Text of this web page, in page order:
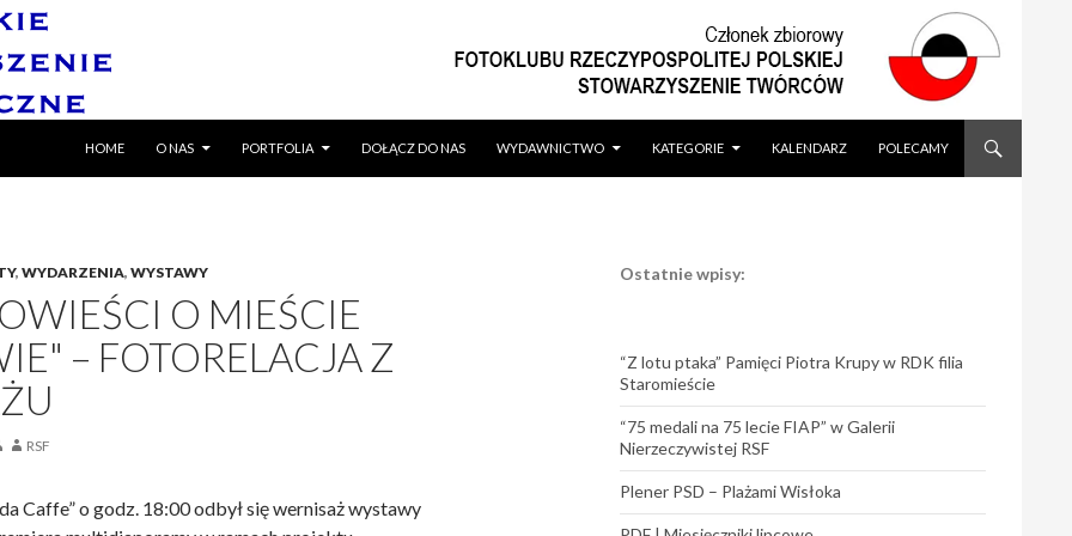
HOME
O NAS PORTFOLIA DOŁĄCZ DO NAS WYDAWNICTWO KATEGORIE KALENDARZ POLECAMY
, WYDARZENIA, WYSTAWY
O MIEŚCIE
– FOTORELACJA Z
RSF
Caffe” o godz. 18:00 odbył się wernisaż wystawy
Ostatnie wpisy:
“Z lotu ptaka” Pamięci Piotra Krupy w RDK filia
Staromieście
“75 medali na 75 lecie FIAP” w Galerii
Nierzeczywistej RSF
Plener PSD – Plażami Wisłoka